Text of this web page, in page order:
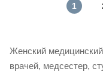
1
Женский
врачей, медсестер,